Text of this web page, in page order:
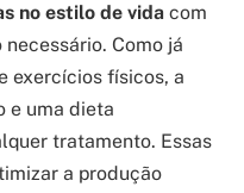
no estilo de vida com
Como já
exercícios físicos, a
e uma dieta
tratamento. Essas
a produção